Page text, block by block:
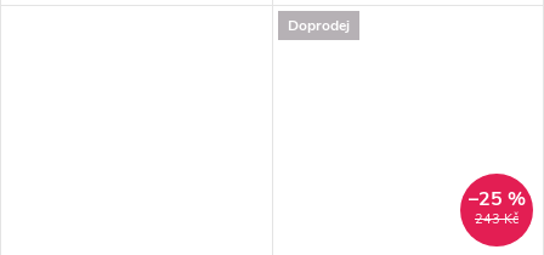
Doprodej
243 Kč
–25 %